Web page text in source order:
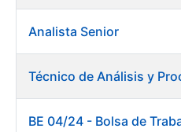
Show/Hide
Analista Senior